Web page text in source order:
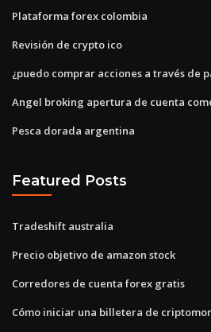
Plataforma forex colombia
Revisión de crypto ico
¿puedo comprar acciones a través de
Angel broking apertura de cuenta
Pesca dorada argentina
Featured Posts
Tradeshift australia
Precio objetivo de amazon stock
Corredores de cuenta forex gratis
Cómo iniciar una billetera de